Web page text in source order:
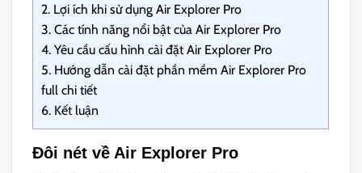
2. Lợi ích khi sử dụng Air Explorer Pro
3. Các tính năng nổi bật của Air Explorer Pro
4. Yêu cầu cấu hình cài đặt Air Explorer Pro
5. Hướng dẫn cài đặt phần mềm Air Explorer Pro
full chi tiết
6. Kết luận
Đôi nét về Air Explorer Pro